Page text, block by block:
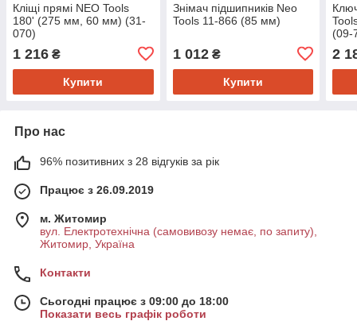
Кліщі прямі NEO Tools
180' (275 мм, 60 мм) (31-
070)
1 216 ₴
Купити
Знімач підшипників Neo
Tools 11-866 (85 мм)
1 012₴
Купити
(09-
2
Про нас
96% позитивних з 28 відгуків за рік
Працює з 26.09.2019
м. Житомир
вул. Електротехнічна (самовивозу немає, по запиту),
Житомир, Україна
Контакти
Сьогодні працює з 09:00 до 18:00
Показати весь графік роботи